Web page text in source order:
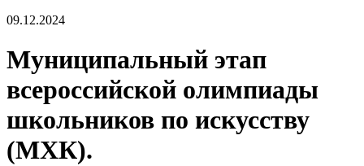
09.12.2024
Муниципальный этап
всероссийской олимпиады
школьников по искусству
(МХК).